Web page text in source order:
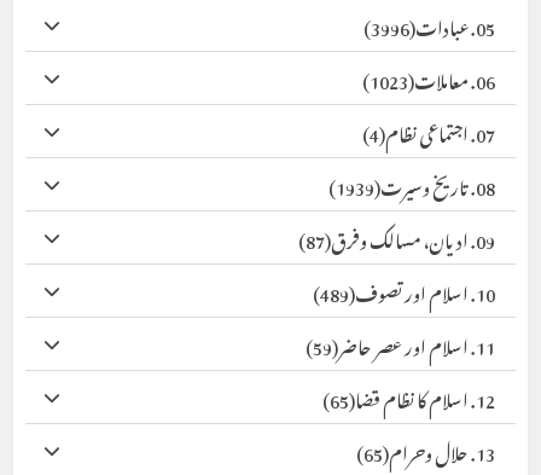
05. عبادات
(3996)
06. معاملات
(1023)
07. اجتماعی نظام
(4)
08. تاریخ وسیرت
(1939)
09. ادیان، مسالک وفرق
(87)
10. اسلام اور تصوف
(489)
11. اسلام اور عصر حاضر
(59)
12. اسلام کا نظام قضا
(65)
13. حلال وحرام
(65)